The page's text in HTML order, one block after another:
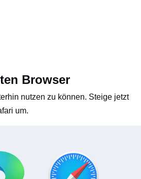
Browser
nutzen zu können. Steige jetzt
um.